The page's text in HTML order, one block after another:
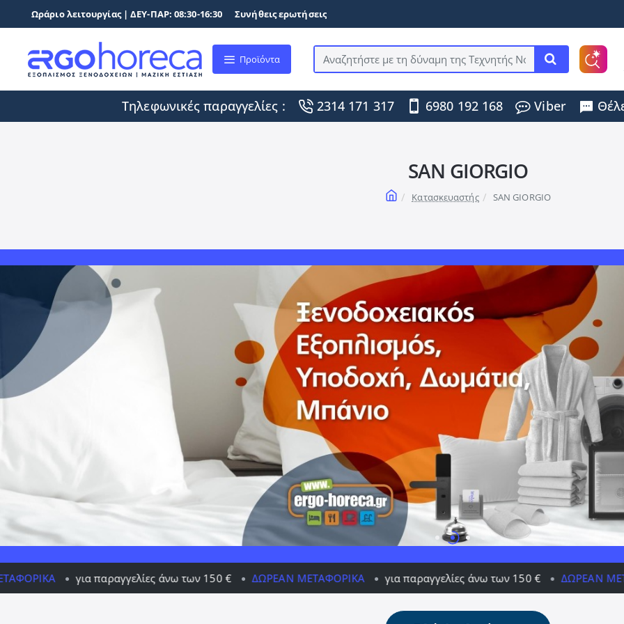
Ωράριο λειτουργίας | ΔΕΥ-ΠΑΡ: 08:30-16:30 Συνήθεις ερωτήσεις
Προϊόντα
Αναζητήστε
τη
δύναμη
της
Τηλεφωνικές παραγγελίες : 2314 171 317 6980 192 168 Viber
SAN GIORGIO
homeΚατασκευαστής SAN GIORGIO
άνω των 150 € ΔΩΡΕΆΝ ΜΕΤΑΦΟΡΙΚΆ για παραγγελίες άνω των 150 € ΔΩΡΕΆΝ ΜΕΤΑΦΟΡΙΚΆ για